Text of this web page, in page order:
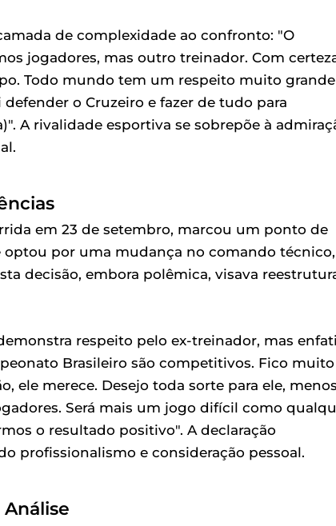
de complexidade ao confronto: "O
jogadores, mas outro treinador. Com
Todo mundo tem um respeito muito grande
o Cruzeiro e fazer de tudo para
A rivalidade esportiva se sobrepõe à
em 23 de setembro, marcou um ponto de
por uma mudança no comando técnico,
decisão, embora polêmica, visava
respeito pelo ex-treinador, mas
Brasileiro são competitivos. Fico muito
ele merece. Desejo toda sorte para ele, menos
Será mais um jogo difícil como
o resultado positivo". A declaração
profissionalismo e consideração pessoal.
Análise